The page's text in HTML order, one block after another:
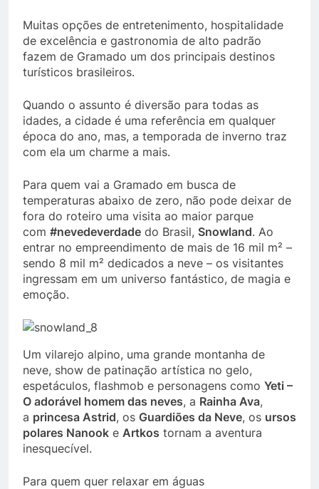
Muitas opções de entretenimento, hospitalidade
de excelência e gastronomia de alto padrão
fazem de Gramado um dos principais destinos
turísticos brasileiros.
Quando o assunto é diversão para todas as
idades, a cidade é uma referência em qualquer
época do ano, mas, a temporada de inverno traz
com ela um charme a mais.
Para quem vai a Gramado em busca de
temperaturas abaixo de zero, não pode deixar de
fora do roteiro uma visita ao maior parque
com #nevedeverdade do Brasil, Snowland. Ao
entrar no empreendimento de mais de 16 mil m² –
sendo 8 mil m² dedicados a neve – os visitantes
ingressam em um universo fantástico, de magia e
emoção.
Um vilarejo alpino, uma grande montanha de
neve, show de patinação artística no gelo,
espetáculos, flashmob e personagens como Yeti –
O adorável homem das neves, a Rainha Ava,
a princesa Astrid, os Guardiões da Neve, os ursos
polares Nanook e Artkos tornam a aventura
inesquecível.
Para quem quer relaxar em águas